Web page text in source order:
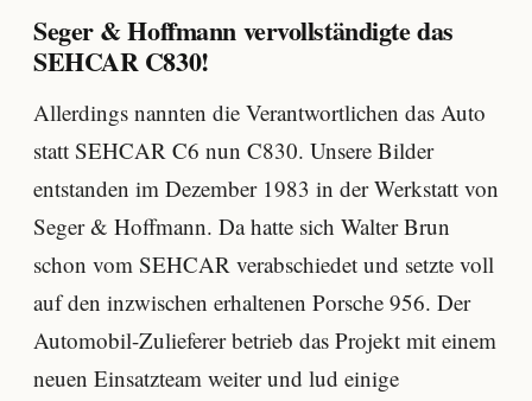
Seger & Hoffmann vervollständigte das
SEHCAR C830!
Allerdings nannten die Verantwortlichen das Auto
statt SEHCAR C6 nun C830. Unsere Bilder
entstanden im Dezember 1983 in der Werkstatt von
Seger & Hoffmann. Da hatte sich Walter Brun
schon vom SEHCAR verabschiedet und setzte voll
auf den inzwischen erhaltenen Porsche 956. Der
Automobil-Zulieferer betrieb das Projekt mit einem
neuen Einsatzteam weiter und lud einige